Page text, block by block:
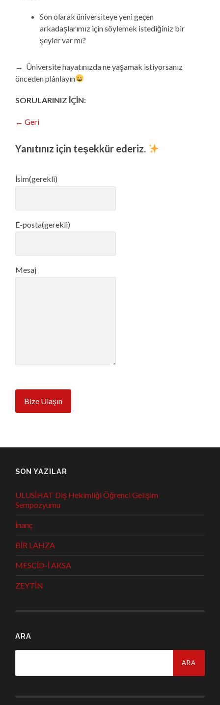
Son olarak üniversiteye yeni geçen
arkadaşlarımız için söylemek istediğiniz bir
şeyler var mı?
→ Üniversite hayatınızda ne yaşamak istiyorsanız
önceden plânlayın
SORULARINIZ İÇİN:
← Geri
Yanıtınız için teşekkür ederiz.
İsim(gerekli)
E-posta(gerekli)
Mesaj
Bize Ulaşın
SON YAZILAR
ULUSİHAT Diş Hekimliği Öğrenci Gelişim
Sempozyumu
İnanç
BİR LAHZA
MESCİD-İ AKSA
ZEYTİN
ARA